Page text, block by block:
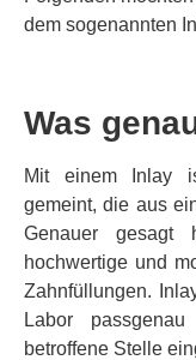
dem sogenannten
Was
Mit einem Inlay
gemeint, die aus
Genauer
hochwertige und
Zahnfüllungen.
Labor
betroffene Stelle